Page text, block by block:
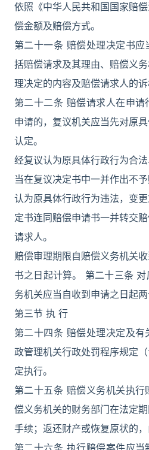
依照《中华人民共和国国家赔
偿金额及赔偿方式。
第二十一条 赔偿处理决定书
括赔偿请求及其理由、赔偿义
理决定的内容及赔偿请求人的诉
第二十二条 赔偿请求人在申
申请的，复议机关应当先对原
认定。
经复议认为原具体行政行为合
当在复议决定书中一并作出不予
认为原具体行政行为违法，变
定书连同赔偿申请书一并转交
请求人。
赔偿审理期限自赔偿义务机关
书之日起计算。 第二十三条
务机关应当自收到申请之日起两
第三节 执 行
第二十四条 赔偿处理决定及
政管理机关行政处罚程序规定
定执行。
第二十五条 赔偿义务机关执
偿义务机关的财务部门在法定
手续；返还财产或恢复原状的，
第二十六条 执行赔偿案件应